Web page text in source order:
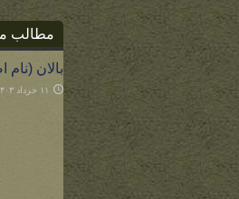
مطالب
بالان
۱۱ خرداد ۱۴۰۳